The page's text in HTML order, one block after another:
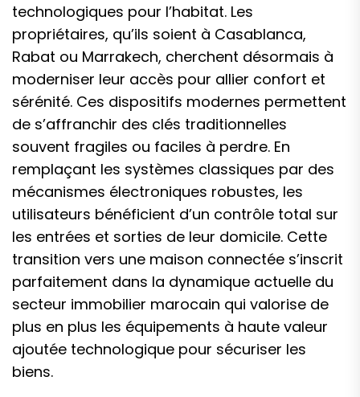
technologiques pour l’habitat. Les
propriétaires, qu’ils soient à Casablanca,
Rabat ou Marrakech, cherchent désormais à
moderniser leur accès pour allier confort et
sérénité. Ces dispositifs modernes permettent
de s’affranchir des clés traditionnelles
souvent fragiles ou faciles à perdre. En
remplaçant les systèmes classiques par des
mécanismes électroniques robustes, les
utilisateurs bénéficient d’un contrôle total sur
les entrées et sorties de leur domicile. Cette
transition vers une maison connectée s’inscrit
parfaitement dans la dynamique actuelle du
secteur immobilier marocain qui valorise de
plus en plus les équipements à haute valeur
ajoutée technologique pour sécuriser les
biens.